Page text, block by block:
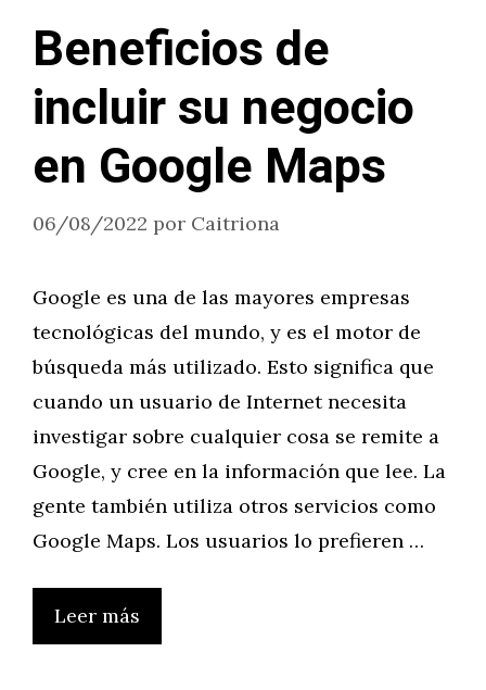
Beneficios de
incluir su negocio
en Google Maps
06/08/2022 por Caitriona
Google es una de las mayores empresas
tecnológicas del mundo, y es el motor de
búsqueda más utilizado. Esto significa que
cuando un usuario de Internet necesita
investigar sobre cualquier cosa se remite a
Google, y cree en la información que lee. La
gente también utiliza otros servicios como
Google Maps. Los usuarios lo prefieren …
Leer más